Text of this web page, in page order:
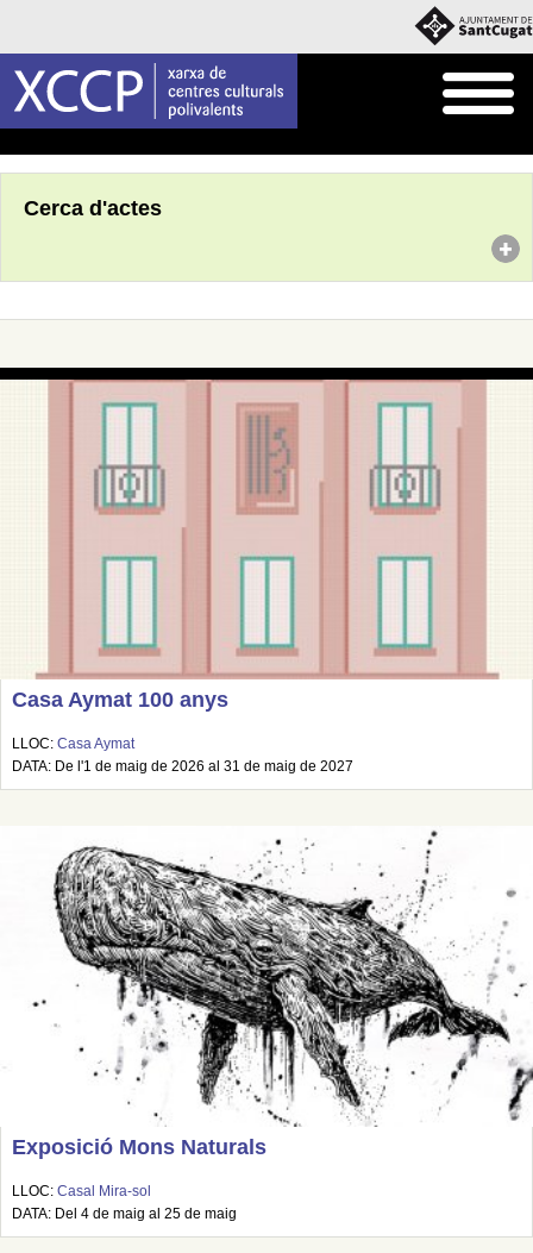
Cerca d'actes
Casa Aymat 100 anys
LLOC: Casa Aymat
DATA: De l'1 de maig de 2026 al 31 de maig de 2027
Exposició Mons Naturals
LLOC: Casal Mira-sol
DATA: Del 4 de maig al 25 de maig